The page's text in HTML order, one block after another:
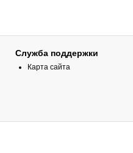
Служба поддержки
Карта сайта